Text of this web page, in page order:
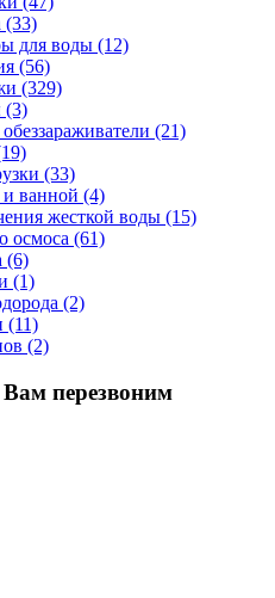
(33)
для воды (12)
(56)
(329)
(3)
(21)
(33)
ванной (4)
жесткой воды (15)
осмоса (61)
(6)
(1)
(2)
(11)
(2)
перезвоним